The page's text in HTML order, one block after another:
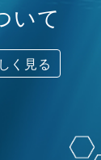
いて
く見る